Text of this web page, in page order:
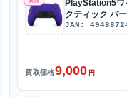
PlayStation5ワ
クティック パ
JAN:
買取価格9,000 円